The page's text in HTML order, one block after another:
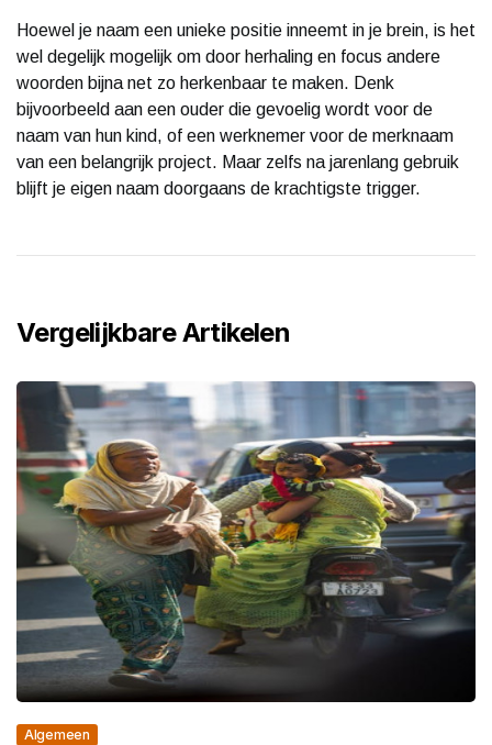
Hoewel je naam een unieke positie inneemt in je brein, is het
wel degelijk mogelijk om door herhaling en focus andere
woorden bijna net zo herkenbaar te maken. Denk
bijvoorbeeld aan een ouder die gevoelig wordt voor de
naam van hun kind, of een werknemer voor de merknaam
van een belangrijk project. Maar zelfs na jarenlang gebruik
blijft je eigen naam doorgaans de krachtigste trigger.
Vergelijkbare Artikelen
Algemeen